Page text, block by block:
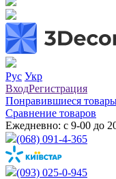
Рус Укр
ВходРегистрация
Понравившиеся
Сравнение товаров
Ежедневно: с 9-00 до
(068) 091-4-365
(093) 025-0-945